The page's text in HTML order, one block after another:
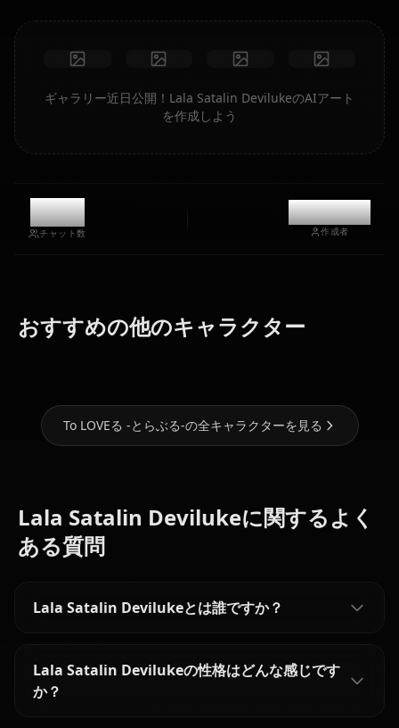
ギャラリー近日公開！Lala Satalin DevilukeのAIアート
を作成しよう
11.1k
チャット数
@kanashi
作成者
おすすめの他のキャラクター
ゼロツー
エウルア・ロ
To LOVEる -とらぶる-の全キャラクターを見る
Lala Satalin Devilukeに関するよく
ある質問
Lala Satalin Devilukeとは誰ですか？
Lala Satalin Devilukeの性格はどんな感じです
か？